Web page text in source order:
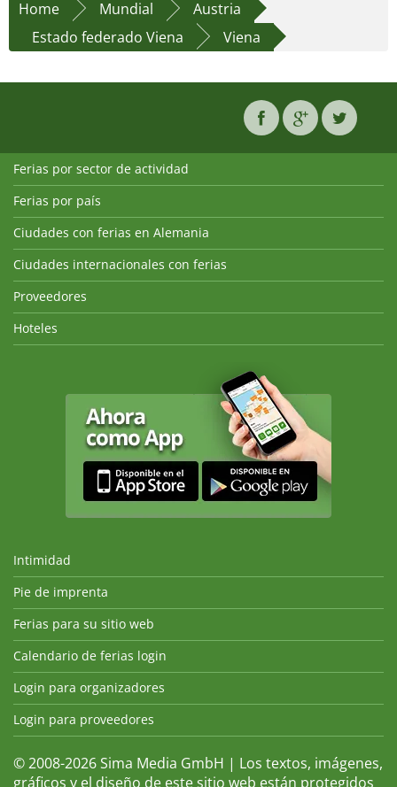
Home Mundial
Austria
Estado federado Viena
Viena
Ferias por sector de actividad
Ferias por país
Ciudades con ferias en Alemania
Ciudades internacionales con ferias
Proveedores
Hoteles
Intimidad
Pie de imprenta
Ferias para su sitio web
Calendario de ferias login
Login para organizadores
Login para proveedores
© 2008-2026 Sima Media GmbH | Los textos, imágenes,
gráficos y el diseño de este sitio web están protegidos